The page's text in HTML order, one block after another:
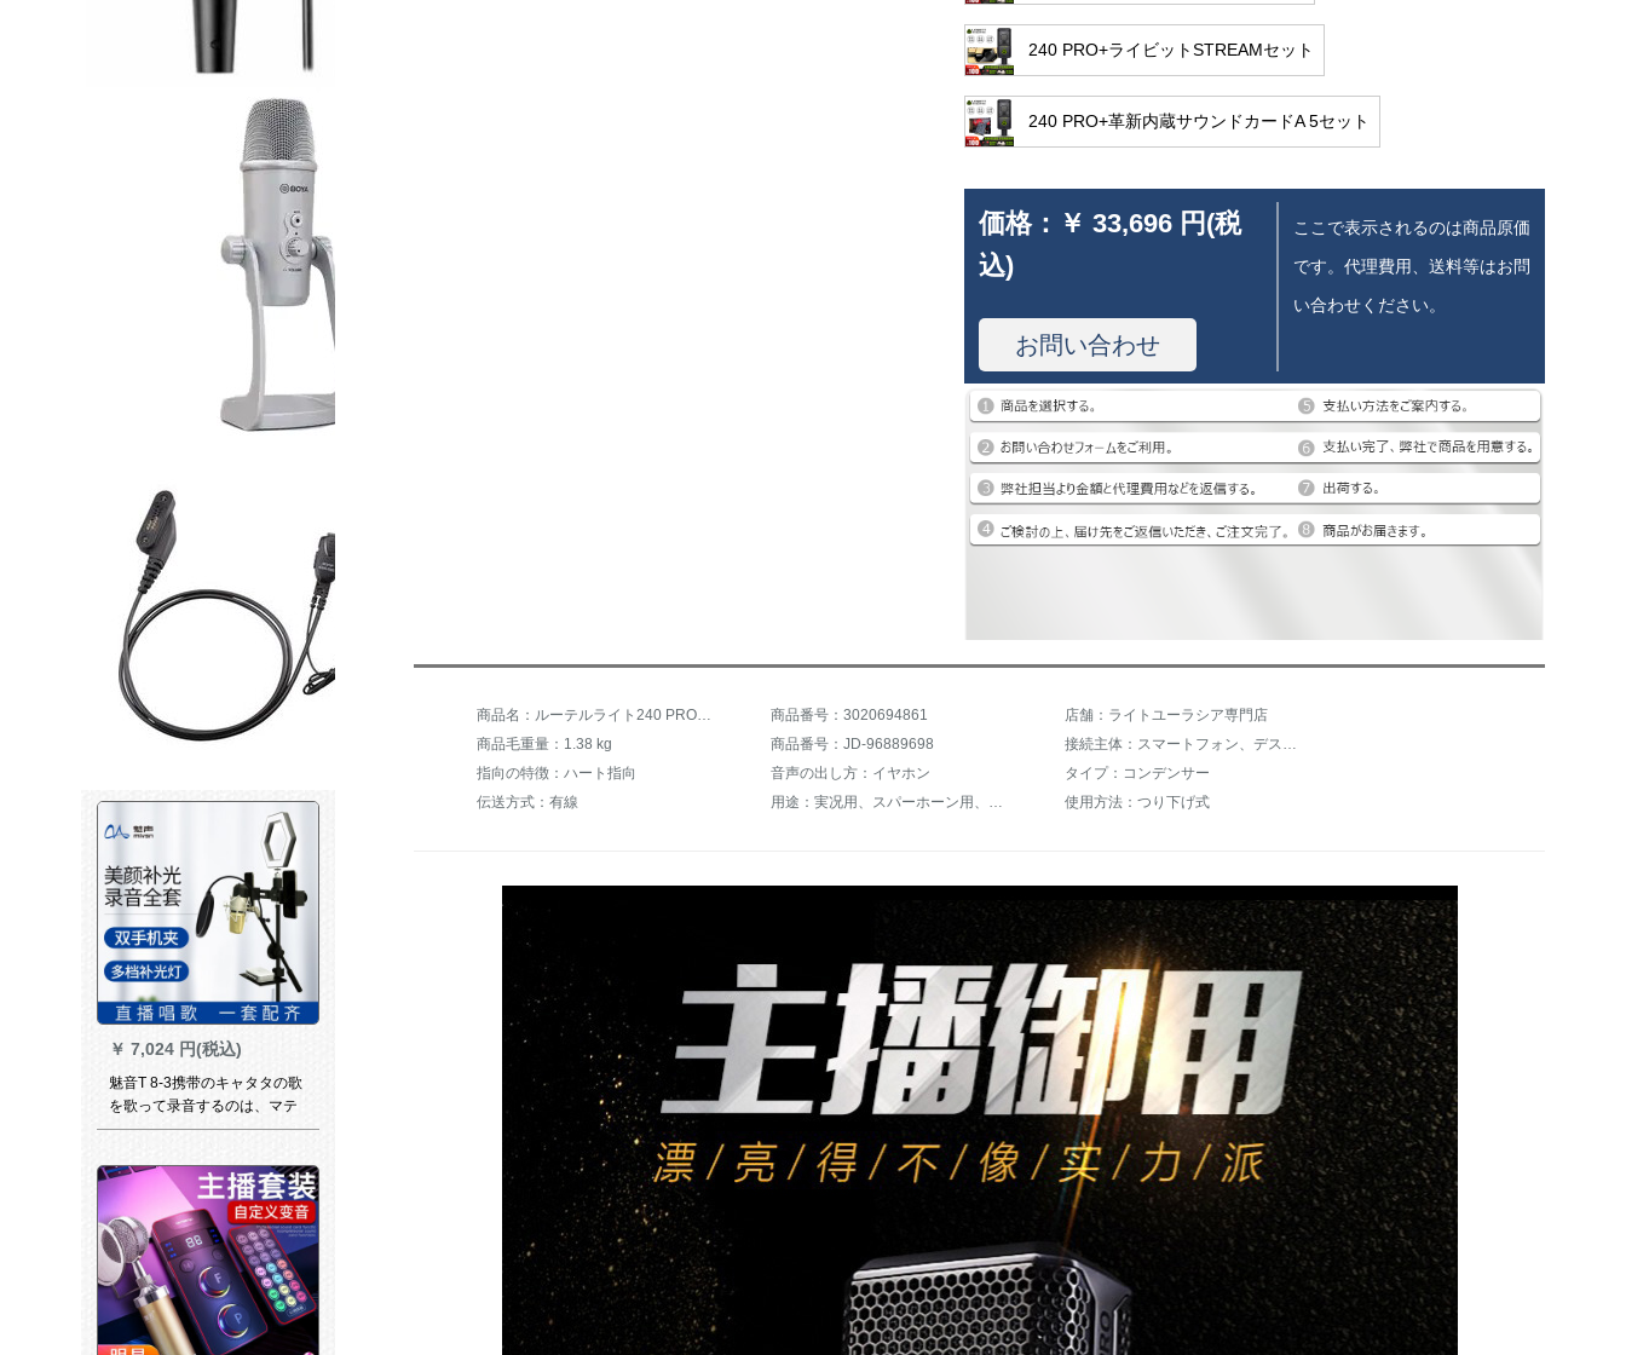
￥ 7,024 円(税込)
魅音T 8-3携带のキャタタの歌
を歌って录音するのは、マテ
クの速さの手の动き回る音の
の歌を歌って录音するのは、
表のマイクのコーンピルとい
います。
240 PRO+ライビットSTREAMセット
240 PRO+革新内蔵サウンドカードA 5セット
価格： ￥ 33,696 円(税
込)
お問い合わせ
ここで表示されるのは商品原価
です。代理費用、送料等はお問
い合わせください。
商品名：ルーテルライト240 PROキャスターコンデンサマイクセット携帯電話生放送k歌録音マイク設備全セット240 PRO+レヴェットSTREAMセット 商品番号：3020694861
店舗：ライトユーラシア専門店
商品毛重量：1.38 kg
商品番号：JD-96889698
接続主体：スマートフォン、デスクトップパソコン、ノートパソコン
指向の特徴：ハート指向
音声の出し方：イヤホン
タイプ：コンデンサー
伝送方式：有線
用途：実况用、スパーホーン用、テープレコーダー用、家庭カラオケ、ゲーム音声、カードセット、外放歌 使用方法：つり下げ式